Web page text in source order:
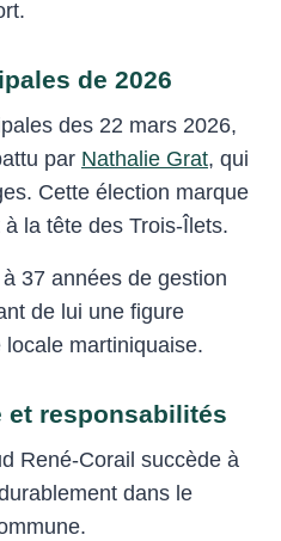
de 2026
des 22 mars 2026,
par Nathalie Grat, qui
Cette élection marque
la tête des Trois-Îlets.
37 années de gestion
de lui une figure
martiniquaise.
et responsabilités
René-Corail succède à
dans le